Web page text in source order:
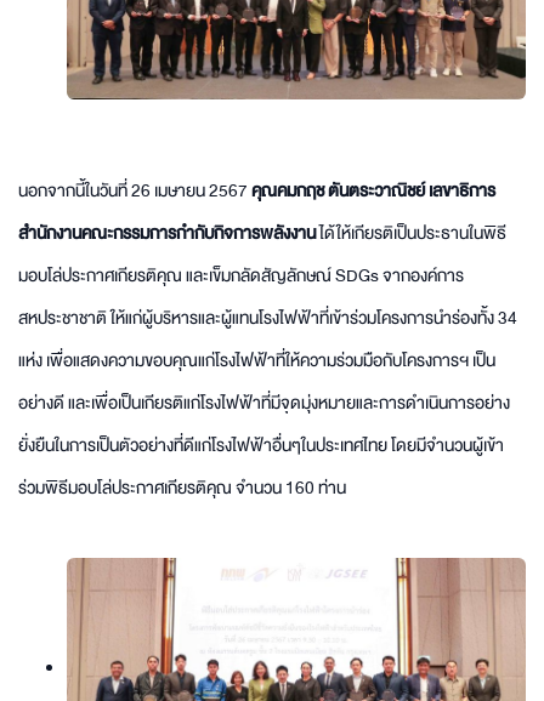
นอกจากนี้ในวันที่ 26 เมษายน 2567คุณคมกฤช ตันตระวาณิชย์ เลขาธิการ
สำนักงานคณะกรรมการกำกับกิจการพลังงานได้ให้เกียรติเป็นประธานในพิธี
มอบโล่ประกาศเกียรติคุณ และเข็มกลัดสัญลักษณ์ SDGs จากองค์การ
สหประชาชาติ ให้แก่ผู้บริหารและผู้แทนโรงไฟฟ้าที่เข้าร่วมโครงการนำร่องทั้ง 34
แห่ง เพื่อแสดงความขอบคุณแก่โรงไฟฟ้าที่ให้ความร่วมมือกับโครงการฯ เป็น
อย่างดี และเพื่อเป็นเกียรติแก่โรงไฟฟ้าที่มีจุดมุ่งหมายและการดำเนินการอย่าง
ยั่งยืนในการเป็นตัวอย่างที่ดีแก่โรงไฟฟ้าอื่นๆในประเทศไทย โดยมีจำนวนผู้เข้า
ร่วมพิธีมอบโล่ประกาศเกียรติคุณ จำนวน 160 ท่าน